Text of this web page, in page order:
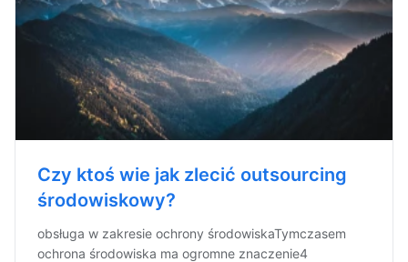
Czy ktoś wie jak zlecić outsourcing
środowiskowy?
obsługa w zakresie ochrony środowiskaTymczasem
ochrona środowiska ma ogromne znaczenie4